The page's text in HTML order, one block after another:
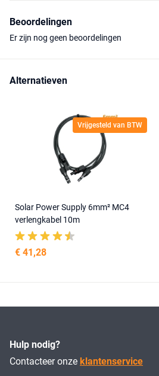
Beoordelingen
Er zijn nog geen beoordelingen
Alternatieven
Vrijgesteld van BTW
Solar Power Supply 6mm² MC4
verlengkabel 10m
€ 41,28
Hulp nodig?
Contacteer onze klantenservice